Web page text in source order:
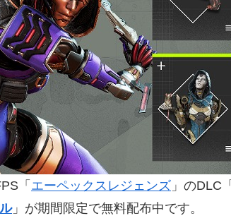
「 エーペックスレジェンズ 」のDLC「
」が期間限定で無料配布中です。